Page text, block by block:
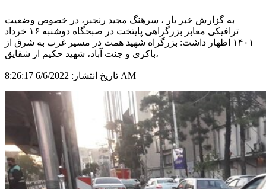
به گزارش خبر یار ، سرهنگ مجید رنجبر، در خصوص وضعیت
ترافیکی معابر بزرگراهی پایتخت در صبحگاه دوشنبه ۱۶ خرداد
۱۴۰۱ اظهار داشت: بزرگراه شهید همت در مسیر غرب به شرق از
باکری و جنت آباد، شهید حکیم از شقایق،
تاریخ انتشار: 6/6/2022 8:26:17 AM